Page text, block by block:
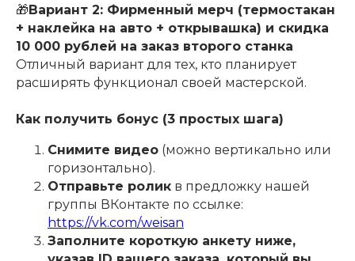
🎁Вариант 2: Фирменный мерч (термостакан
+ наклейка на авто + открывашка) и скидка
10 000 рублей на заказ второго станка
Отличный вариант для тех, кто планирует
расширять функционал своей мастерской.
Как получить бонус (3 простых шага)
Снимите видео (можно вертикально или
горизонтально).
Отправьте ролик в предложку нашей
группы ВКонтакте по ссылке:
https://vk.com/weisan
Заполните короткую анкету ниже,